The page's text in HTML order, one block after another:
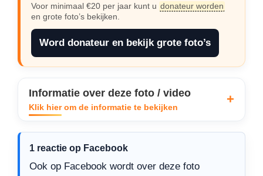
Voor minimaal €20 per jaar kunt u donateur worden
en grote foto’s bekijken.
Word donateur en bekijk grote foto’s
Informatie over deze foto / video
Klik hier om de informatie te bekijken
1 reactie op Facebook
Ook op Facebook wordt over deze foto